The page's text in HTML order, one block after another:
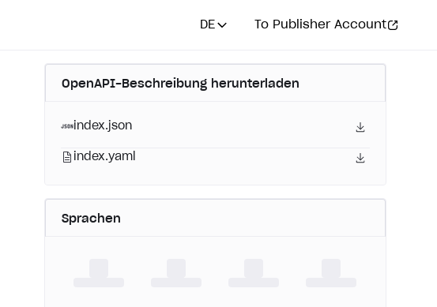
DE To Publisher Account
OpenAPI-Beschreibung herunterladen
index.json
index.yaml
Sprachen